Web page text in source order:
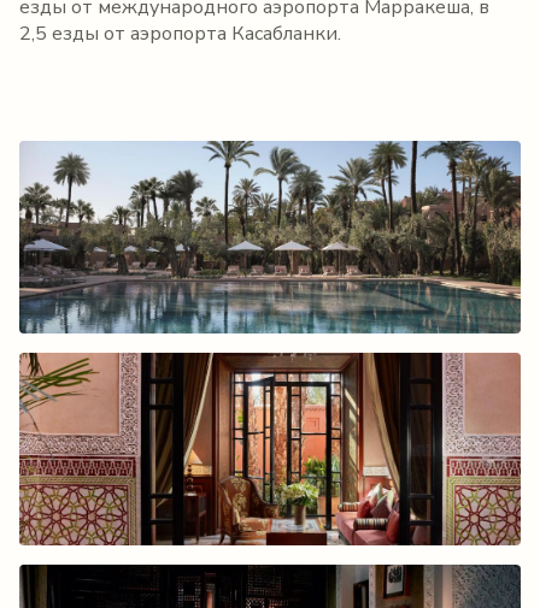
езды от международного аэропорта Maрракеша, в
2,5 езды от аэропорта Касабланки.